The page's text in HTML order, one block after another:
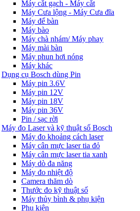
Máy cắt gạch - Máy cắt
Máy Cưa lộng - Máy Cưa đĩa
Máy để bàn
Máy bào
Máy chà nhám/ Máy phay
Máy mài bàn
Máy phun hơi nóng
Máy khác
Dụng cụ Bosch dùng Pin
Máy pin 3.6V
Máy pin 12V
Máy pin 18V
Máy pin 36V
Pin / sạc rời
Máy đo Laser và kỹ thuật số Bosch
Máy đo khoảng cách laser
Máy cân mực laser tia đỏ
Máy cân mực laser tia xanh
Máy dò đa năng
Máy đo nhiệt độ
Camera thăm dò
Thước đo kỹ thuật số
Máy thủy bình & phụ kiện
Phụ kịện